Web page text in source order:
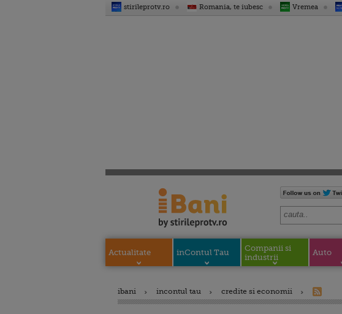
stirileprotv.ro Romania, te iubesc Vremea
Actualitate inContul Tau
Companii si
industrii
Auto
ibani incontul tau credite si economii